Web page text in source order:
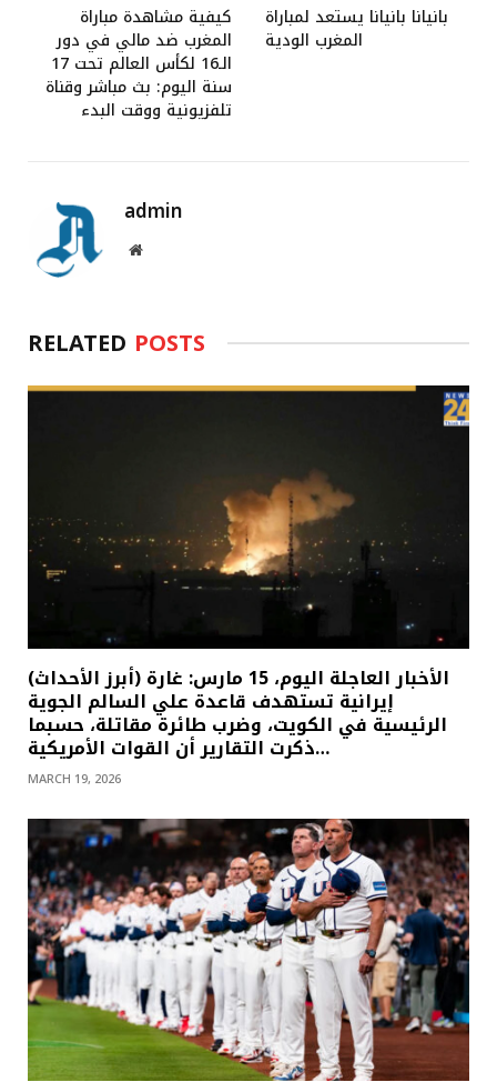
كيفية مشاهدة مباراة
المغرب ضد مالي في دور
الـ16 لكأس العالم تحت 17
سنة اليوم: بث مباشر وقناة
تلفزيونية ووقت البدء
بانيانا بانيانا يستعد لمباراة
المغرب الودية
admin
Website
RELATED POSTS
(أبرز الأحداث) الأخبار العاجلة اليوم، 15 مارس: غارة
إيرانية تستهدف قاعدة علي السالم الجوية
الرئيسية في الكويت، وضرب طائرة مقاتلة، حسبما
ذكرت التقارير أن القوات الأمريكية…
MARCH 19, 2026